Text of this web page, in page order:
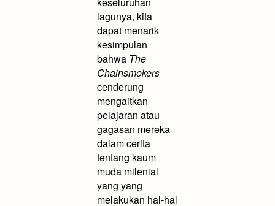
lagunya, kita
dapat menarik
kesimpulan
bahwa The
Chainsmokers
cenderung
mengaitkan
pelajaran atau
gagasan mereka
dalam cerita
tentang kaum
muda milenial
yang yang
melakukan hal-hal